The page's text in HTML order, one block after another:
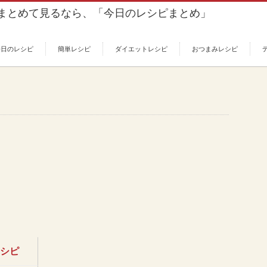
のレシピ 簡単レシピ ダイエットレシピ おつまみレシピ
ピ